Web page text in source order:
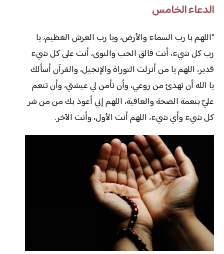
الدعاء الخامس
“اللهم با رب السماء والأرض، ويا رب العرش العظيم، يا
رب كل شيء، أنت فالق الحب والنوى، أنت على كل شيء
قدير، اللهم يا من أنزلت التوراة والإنجيل، والقرآن أسألك
يا الله أن تهدئ من روعي، وأن تأمن لي عيشتي، وأن تنعم
عليّ بنعمة الصحة والعافية، اللهم إني أعوذ بك من من شر
كل شيء وأي شيء، اللهم أنت الأول، وأنت الآخر.